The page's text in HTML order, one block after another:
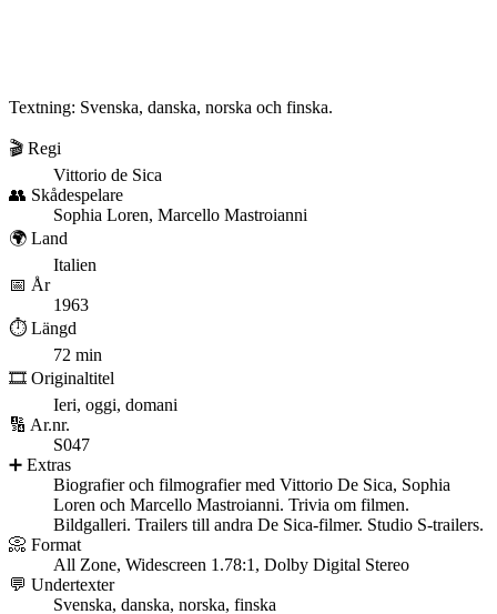
Textning: Svenska, danska, norska och finska.
🎬 Regi
Vittorio de Sica
👥 Skådespelare
Sophia Loren, Marcello Mastroianni
🌍 Land
Italien
📅 År
1963
⏱️ Längd
72 min
🎞️ Originaltitel
Ieri, oggi, domani
🔢 Ar.nr.
S047
➕ Extras
Biografier och filmografier med Vittorio De Sica, Sophia
Loren och Marcello Mastroianni. Trivia om filmen.
Bildgalleri. Trailers till andra De Sica-filmer. Studio S-trailers.
📀 Format
All Zone, Widescreen 1.78:1, Dolby Digital Stereo
💬 Undertexter
Svenska, danska, norska, finska